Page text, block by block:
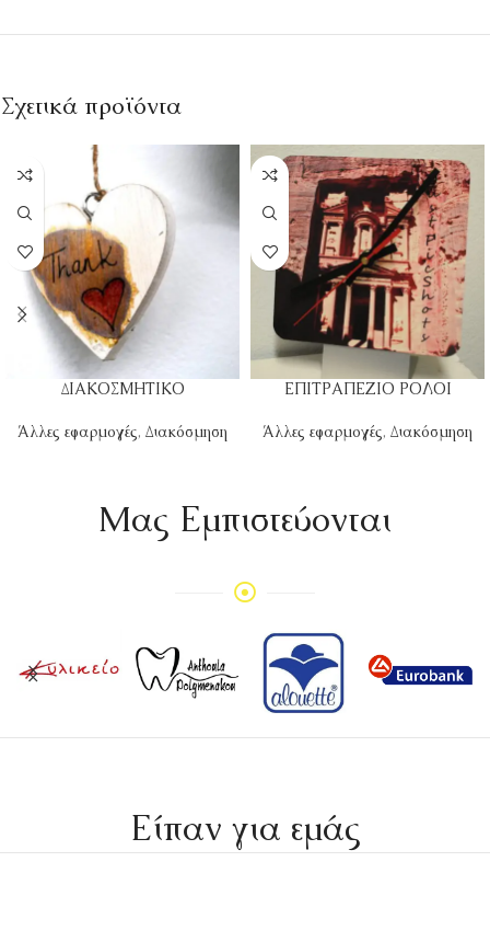
Σχετικά προϊόντα
ΔΙΑΚΟΣΜΗΤΙΚΟ
Άλλες εφαρμογές, Διακόσμηση
ΕΠΙΤΡΑΠΕΖΙΟ ΡΟΛΟΙ
Άλλες εφαρμογές, Διακόσμηση
Mας Εμπιστεύονται
Είπαν για εμάς